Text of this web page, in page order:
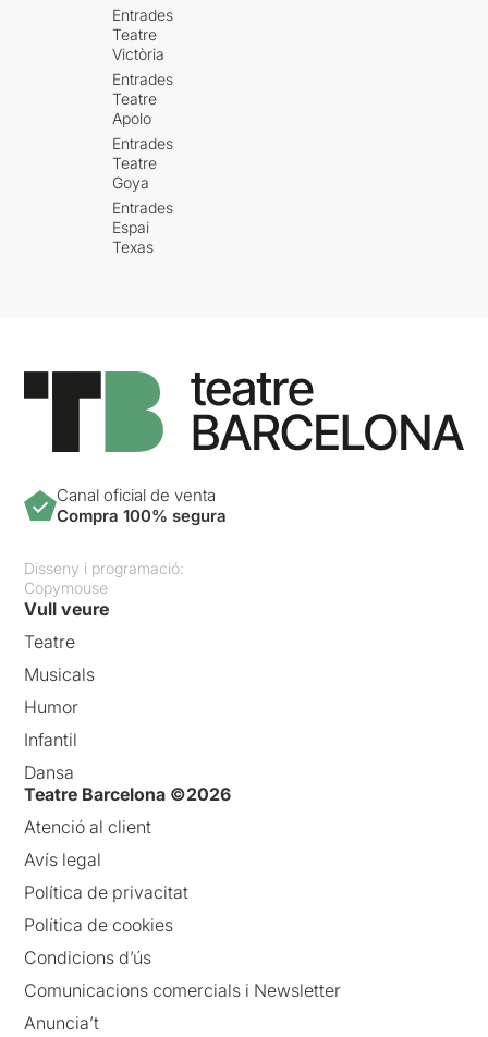
Entrades
Teatre
Victòria
Entrades
Teatre
Apolo
Entrades
Teatre
Goya
Entrades
Espai
Texas
Canal oficial de venta
Compra 100% segura
Disseny i programació:
Copymouse
Vull veure
Teatre
Musicals
Humor
Infantil
Dansa
Teatre Barcelona ©2026
Atenció al client
Avís legal
Política de privacitat
Política de cookies
Condicions d’ús
Comunicacions comercials i Newsletter
Anuncia’t